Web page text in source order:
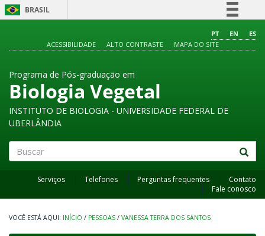
BRASIL
Comunica BR
Acesso à informação
PT EN
ES
ACESSIBILIDADE
ALTO CONTRASTE MAPA DO SITE
Programa de Pós-graduação em
Biologia Vegetal
INSTITUTO DE BIOLOGIA - UNIVERSIDADE FEDERAL DE
UBERLÂNDIA
Serviços Telefones Perguntas frequentes
Contato
Fale conosco
INÍCIO / PESSOAS / VANESSA TERRA DOS SANTOS